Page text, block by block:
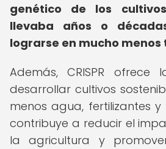
genético de los
llevaba años o
lograrse en mucho menos
Además, CRISPR
desarrollar cultivos
menos agua, fertilizantes
contribuye a reducir el
la agricultura y